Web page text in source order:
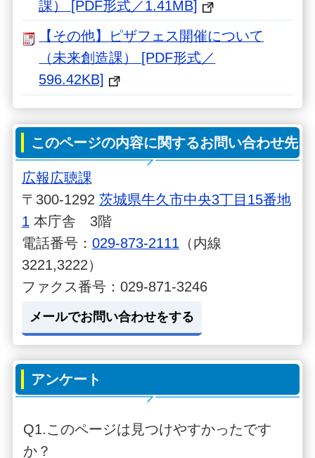
課） [PDF形式／1.41MB]
【その他】ピザフェス開催について
（未来創造課） [PDF形式／
596.42KB]
このページの内容に関するお問い合わせ先
広報広聴課
〒300-1292 茨城県牛久市中央3丁目15番地
1本庁舎 3階
電話番号： 029-873-2111（内線
3221,3222）
ファクス番号：029-871-3246
メールでお問い合わせをする
アンケート
Q1.このページは見つけやすかったです
か？